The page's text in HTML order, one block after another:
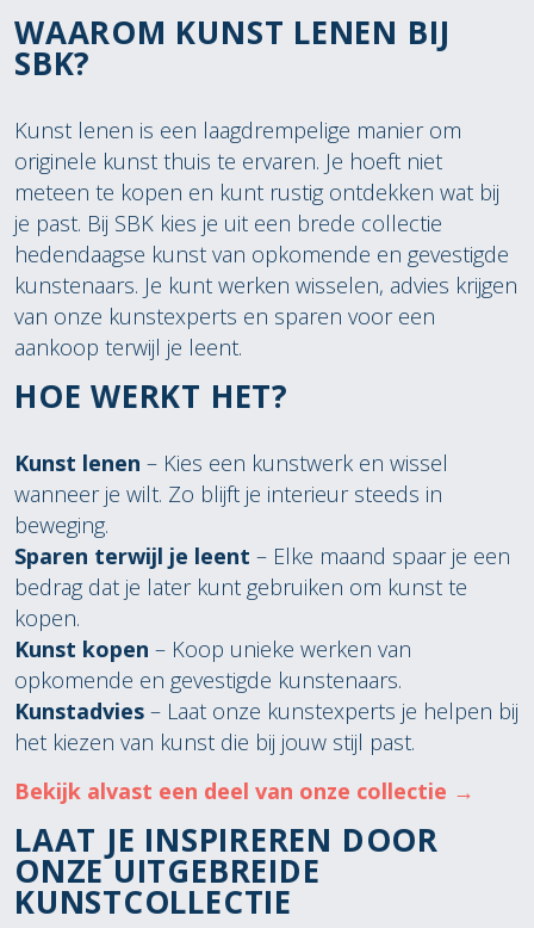
WAAROM KUNST LENEN BIJ
SBK?
Kunst lenen is een laagdrempelige manier om
originele kunst thuis te ervaren. Je hoeft niet
meteen te kopen en kunt rustig ontdekken wat bij
je past. Bij SBK kies je uit een brede collectie
hedendaagse kunst van opkomende en gevestigde
kunstenaars. Je kunt werken wisselen, advies krijgen
van onze kunstexperts en sparen voor een
aankoop terwijl je leent.
HOE WERKT HET?
Kunst lenen – Kies een kunstwerk en wissel
wanneer je wilt. Zo blijft je interieur steeds in
beweging.
Sparen terwijl je leent – Elke maand spaar je een
bedrag dat je later kunt gebruiken om kunst te
kopen.
Kunst kopen – Koop unieke werken van
opkomende en gevestigde kunstenaars.
Kunstadvies – Laat onze kunstexperts je helpen bij
het kiezen van kunst die bij jouw stijl past.
Bekijk alvast een deel van onze collectie →
LAAT JE INSPIREREN DOOR
ONZE UITGEBREIDE
KUNSTCOLLECTIE